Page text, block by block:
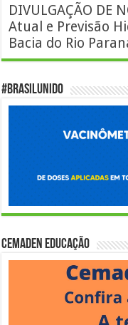
DIVULGAÇÃO DE
Atual e Previsão
Bacia do Rio
#BrasilUnido
Cemaden Educação